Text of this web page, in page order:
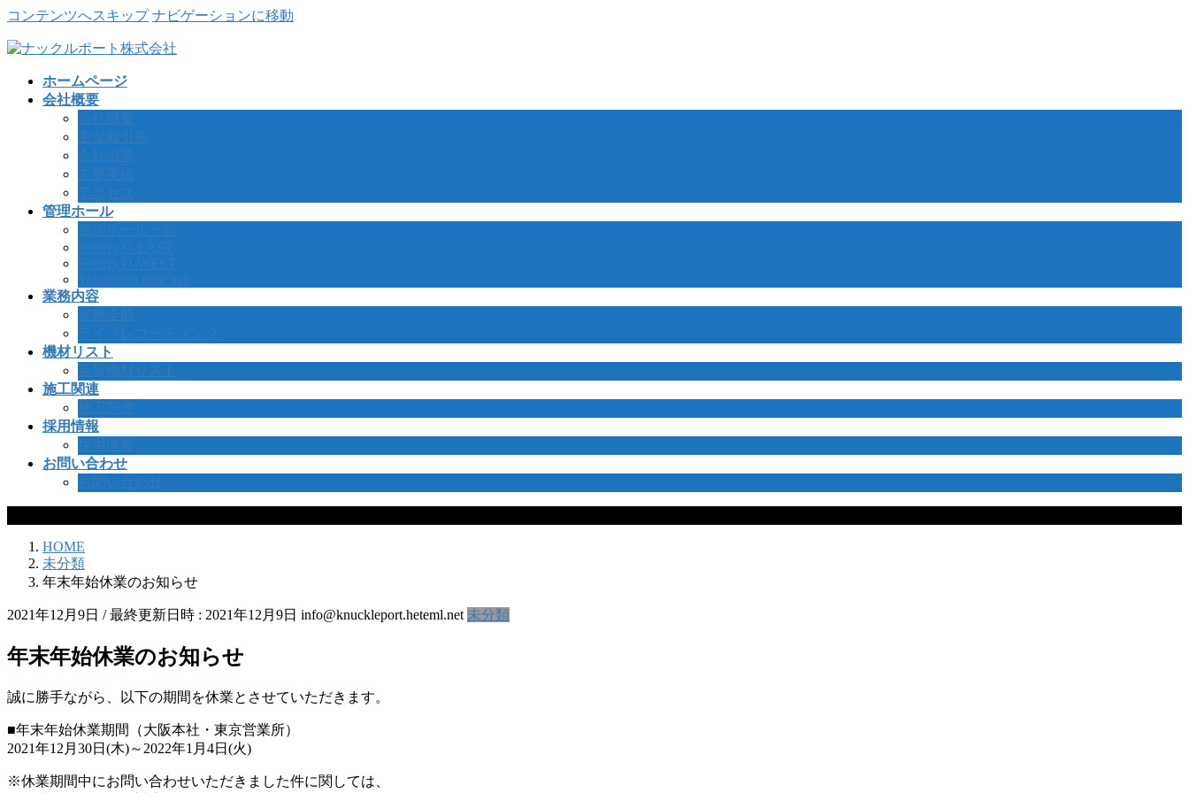
コンテンツへスキップ ナビゲーションに移動
ホームページ
会社概要
管理ホール
業務内容
機材リスト
施工関連
採用情報
お問い合わせ
HOME
未分類
年末年始休業のお知らせ
2021年12月9日 / 最終更新日時 : 2021年12月9日 info@knuckleport.heteml.net 未分類
年末年始休業のお知らせ
誠に勝手ながら、以下の期間を休業とさせていただきます。
■年末年始休業期間（大阪本社・東京営業所）
2021年12月30日(木)～2022年1月4日(火)
※休業期間中にお問い合わせいただきました件に関しては、